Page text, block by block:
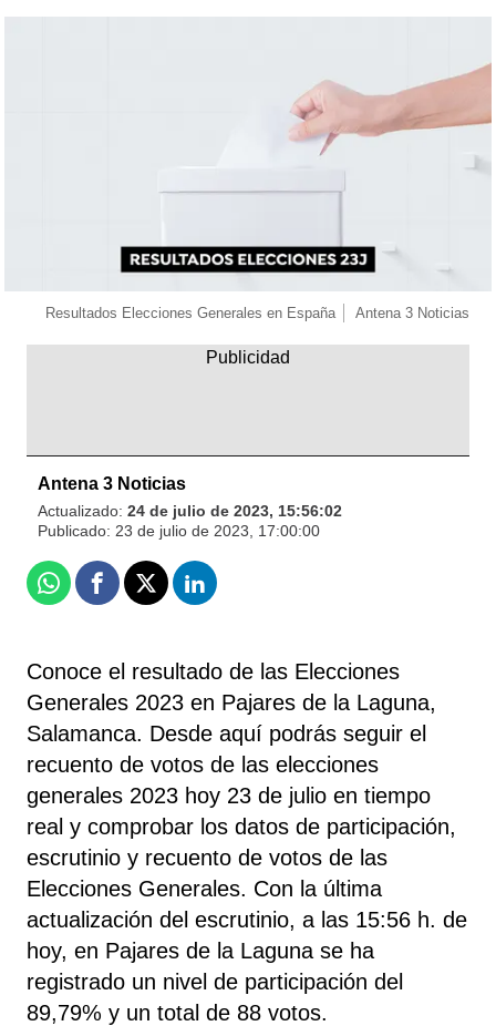
Resultados Elecciones Generales en España Antena 3 Noticias
Antena 3 Noticias
Actualizado: 24 de julio de 2023, 15:56:02
Publicado: 23 de julio de 2023, 17:00:00
WhatsappFacebook
X Linkedin
Conoce el resultado de las Elecciones
Generales 2023 en Pajares de la Laguna,
Salamanca. Desde aquí podrás seguir el
recuento de votos de las elecciones
generales 2023 hoy 23 de julio en tiempo
real y comprobar los datos de participación,
escrutinio y recuento de votos de las
Elecciones Generales. Con la última
actualización del escrutinio, a las 15:56 h. de
hoy, en Pajares de la Laguna se ha
registrado un nivel de participación del
89,79% y un total de 88 votos.